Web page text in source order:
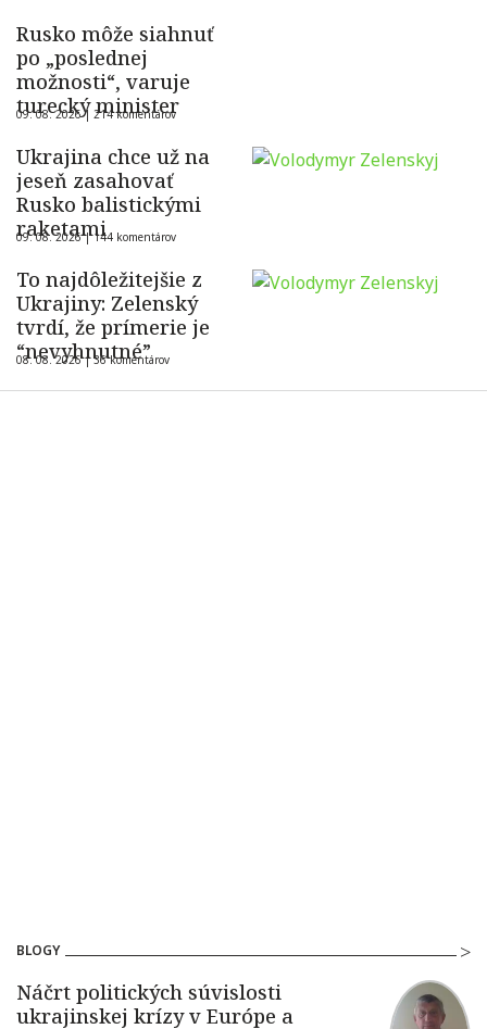
Rusko môže siahnuť
po „poslednej
možnosti“, varuje
turecký minister
09. 08. 2026 | 214 komentárov
Ukrajina chce už na
jeseň zasahovať
Rusko balistickými
raketami
09. 08. 2026 |144 komentárov
To najdôležitejšie z
Ukrajiny: Zelenský
tvrdí, že prímerie je
“nevyhnutné”
08. 08. 2026 |36 komentárov
BLOGY